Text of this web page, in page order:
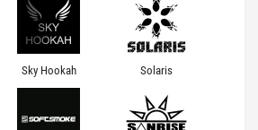
Sky Hookah Solaris